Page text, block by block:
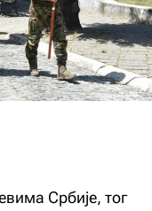
Србије, тог